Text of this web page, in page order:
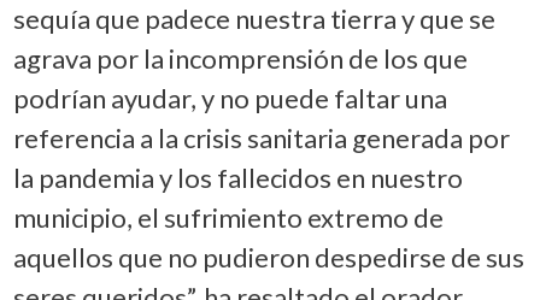
sequía que padece nuestra tierra y que se
agrava por la incomprensión de los que
podrían ayudar, y no puede faltar una
referencia a la crisis sanitaria generada por
la pandemia y los fallecidos en nuestro
municipio, el sufrimiento extremo de
aquellos que no pudieron despedirse de sus